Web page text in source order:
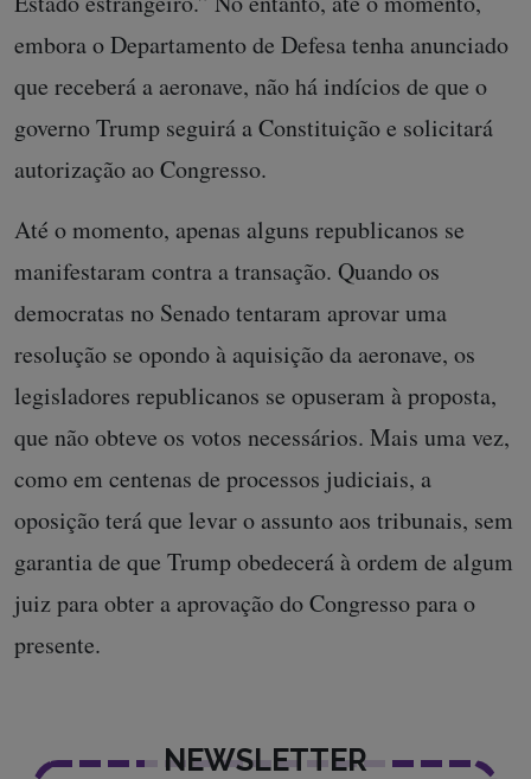
embora o Departamento de Defesa tenha anunciado
que receberá a aeronave, não há indícios de que o
governo Trump seguirá a Constituição e solicitará
autorização ao Congresso.
Até o momento, apenas alguns republicanos se
manifestaram contra a transação. Quando os
democratas no Senado tentaram aprovar uma
resolução se opondo à aquisição da aeronave, os
legisladores republicanos se opuseram à proposta,
que não obteve os votos necessários. Mais uma vez,
como em centenas de processos judiciais, a
oposição terá que levar o assunto aos tribunais, sem
garantia de que Trump obedecerá à ordem de algum
juiz para obter a aprovação do Congresso para o
presente.
NEWSLETTER